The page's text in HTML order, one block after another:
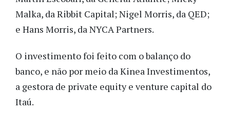
Malka, da Ribbit Capital; Nigel Morris, da QED;
e Hans Morris, da NYCA Partners.
O investimento foi feito com o balanço do
banco, e não por meio da Kinea Investimentos,
a gestora de private equity e venture capital do
Itaú.